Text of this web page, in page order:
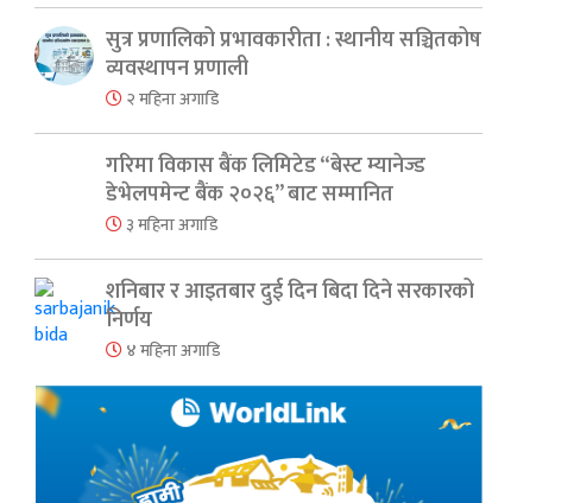
सुत्र प्रणालिको प्रभावकारीता : स्थानीय सञ्चितकोष
व्यवस्थापन प्रणाली
२ महिना अगाडि
गरिमा विकास बैंक लिमिटेड “बेस्ट म्यानेज्ड
डेभेलपमेन्ट बैंक २०२६” बाट सम्मानित
३ महिना अगाडि
शनिबार र आइतबार दुई दिन बिदा दिने सरकारको
निर्णय
४ महिना अगाडि